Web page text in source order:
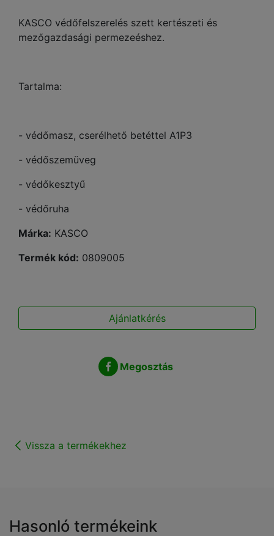
KASCO védőfelszerelés szett kertészeti és
mezőgazdasági permezeéshez.
Tartalma:
- védőmasz, cserélhető betéttel A1P3
- védőszemüveg
- védőkesztyű
- védőruha
Márka: KASCO
Termék kód: 0809005
Ajánlatkérés
Megosztás
Vissza a termékekhez
Hasonló termékeink